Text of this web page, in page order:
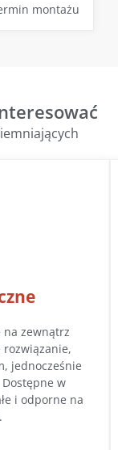
montażu
na zewnątrz
rozwiązanie,
jednocześnie
w
i odporne na